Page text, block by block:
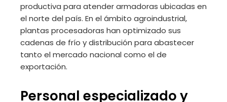
productiva para atender armadoras ubicadas en
el norte del país. En el ámbito agroindustrial,
plantas procesadoras han optimizado sus
cadenas de frío y distribución para abastecer
tanto el mercado nacional como el de
exportación.
Personal especializado y